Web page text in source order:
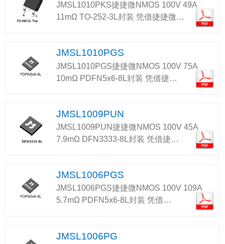
JMSL1010PKS捷捷微NMOS 100V 49A
11mΩ TO-252-3L封装 凭借捷捷微…
JMSL1010PGS
JMSL1010PGS捷捷微NMOS 100V 75A
10mΩ PDFN5x6-8L封装 凭借捷…
JMSL1009PUN
JMSL1009PUN捷捷微NMOS 100V 45A
7.9mΩ DFN3333-8L封装 凭借捷…
JMSL1006PGS
JMSL1006PGS捷捷微NMOS 100V 109A
5.7mΩ PDFN5x6-8L封装 凭借…
JMSL1006PG